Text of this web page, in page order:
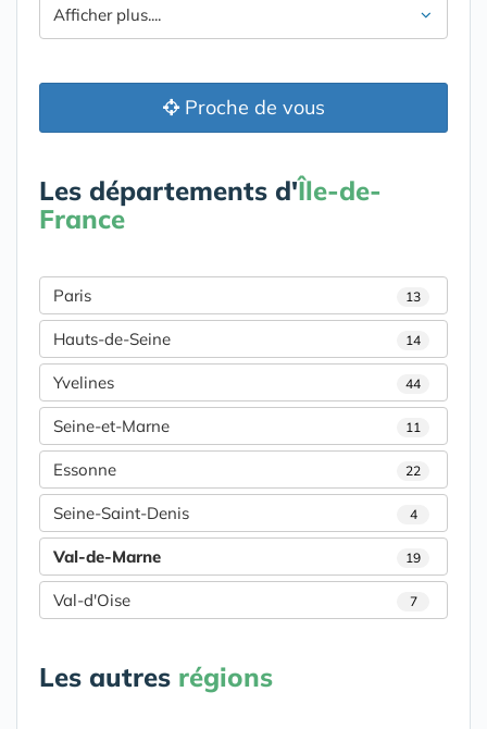
Afficher plus....
Proche de vous
Les départements d'Île-de-
France
Paris 13
Hauts-de-Seine 14
Yvelines 44
Seine-et-Marne 11
Essonne 22
Seine-Saint-Denis 4
Val-de-Marne 19
Val-d'Oise 7
Les autres régions